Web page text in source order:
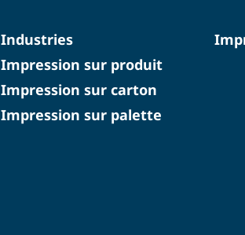
Industries
Impression sur produit
Impression sur carton
Impression sur palette